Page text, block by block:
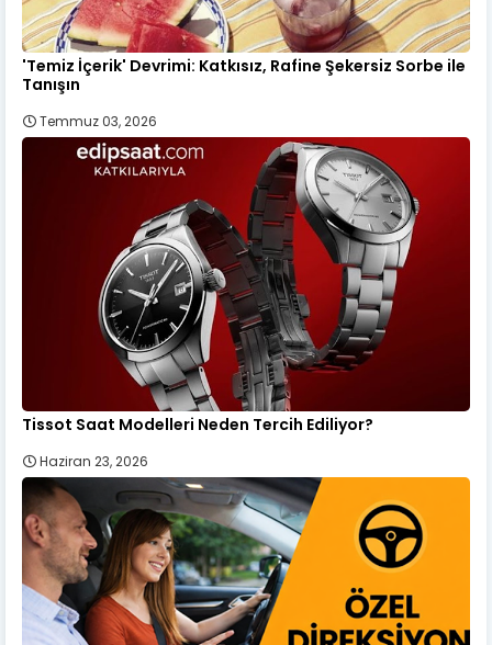
'Temiz İçerik' Devrimi: Katkısız, Rafine Şekersiz Sorbe ile
Tanışın
Temmuz 03, 2026
Tissot Saat Modelleri Neden Tercih Ediliyor?
Haziran 23, 2026